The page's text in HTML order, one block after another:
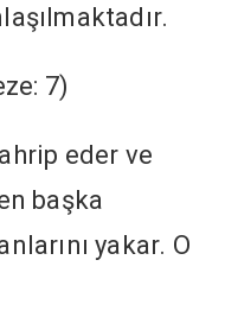
7)
eder ve
başka
yakar. O